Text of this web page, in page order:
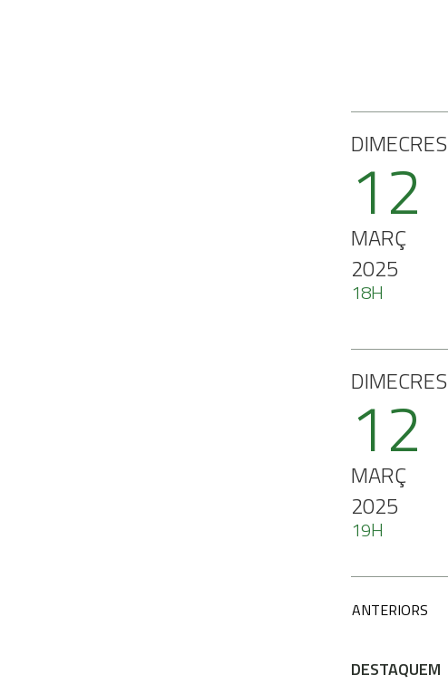
DIMECRES
12
MARÇ
2025
18H
DIMECRES
12
MARÇ
2025
19H
ANTERIORS
DESTAQUEM